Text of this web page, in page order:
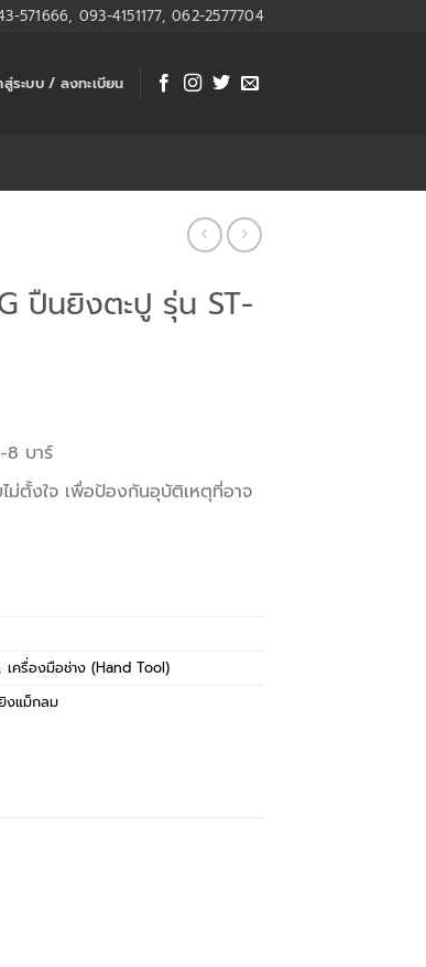
571666, 093-4151177, 062-2577704
สู่ระบบ / ลงทะเบียน
ปืนยิงตะปู รุ่น ST-
8 บาร์
ม่ตั้งใจ เพื่อป้องกันอุบัติเหตุที่อาจ
,เครื่องมือช่าง (Hand Tool)
งแม็กลม